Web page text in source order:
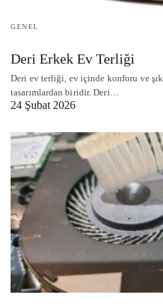
GENEL
Deri Erkek Ev Terliği
Deri ev terliği, ev içinde konforu ve
tasarımlardan biridir. Deri…
24 Şubat 2026